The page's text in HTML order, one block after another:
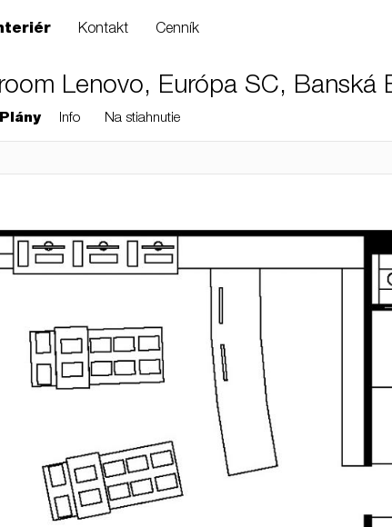
Kontakt Cenník
Lenovo, Európa SC, Banská
Plány Info Na stiahnutie